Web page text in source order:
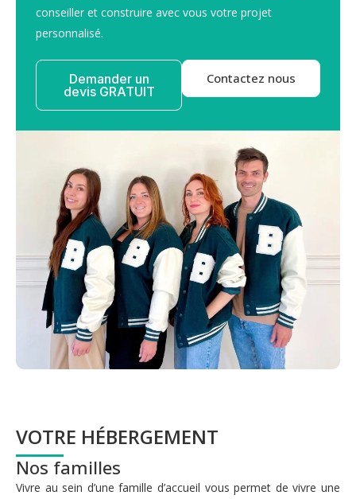
conseiller et construire avec vous votre projet
personnalisé.​
Demander un
devis GRATUIT
Contactez nous
VOTRE HÉBERGEMENT
Nos familles
Vivre au sein d’une famille d’accueil vous permet de vivre une